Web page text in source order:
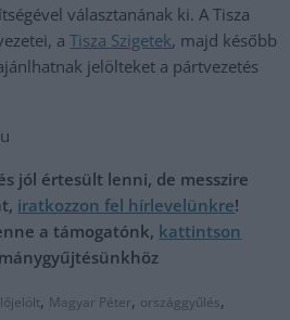
választanának ki. A Tisza
aTisza Szigetek, majd később
jelölteket a pártvezetés
jól értesült lenni, de messzire
iratkozzon fel hírlevelünkre!
a támogatónk, kattintson
, Magyar Péter, országgyűlés,